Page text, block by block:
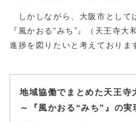
しかしながら、大阪市として
『風かおる“みち”』（天王寺
進捗を図りたいと考えておりま
地域協働でまとめた天王寺
～『風かおる“みち”』の実